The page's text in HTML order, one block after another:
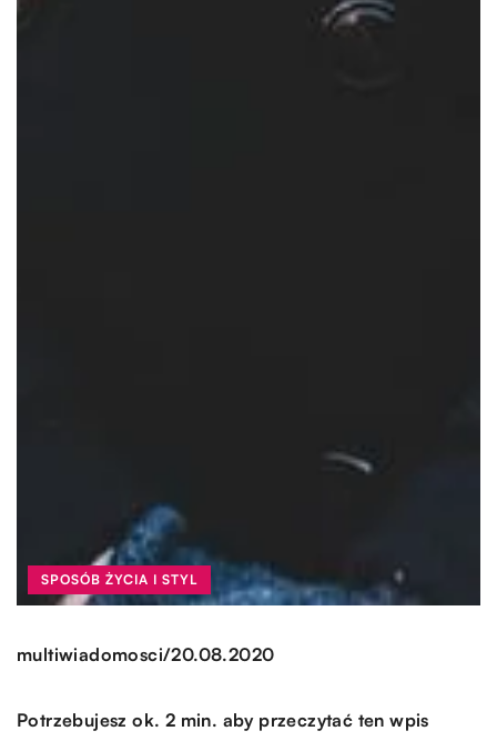
SPOSÓB ŻYCIA I STYL
multiwiadomosci/20.08.2020
Potrzebujesz ok. 2 min. aby przeczytać ten wpis